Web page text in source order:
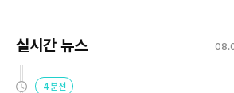
실시간 뉴스
4분전